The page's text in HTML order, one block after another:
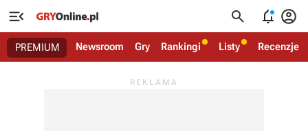
   
PREMIUM Newsroom Gry Rankingi Listy Recenzje